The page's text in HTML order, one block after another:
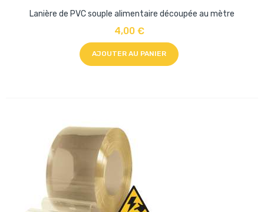
Lanière de PVC souple alimentaire découpée au mètre
4,00 €
AJOUTER AU PANIER